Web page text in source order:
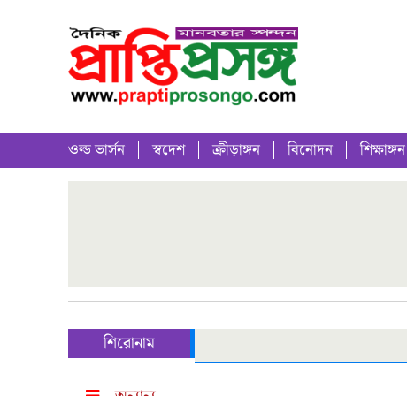
ওল্ড ভার্সন স্বদেশ ক্রীড়াঙ্গন বিনোদন শিক্ষাঙ্গন
শিরোনাম